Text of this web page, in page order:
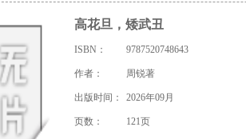
高花旦，矮武丑
ISBN： 9787520748643
作者： 周锐著
出版时间： 2026年09月
页数： 121页